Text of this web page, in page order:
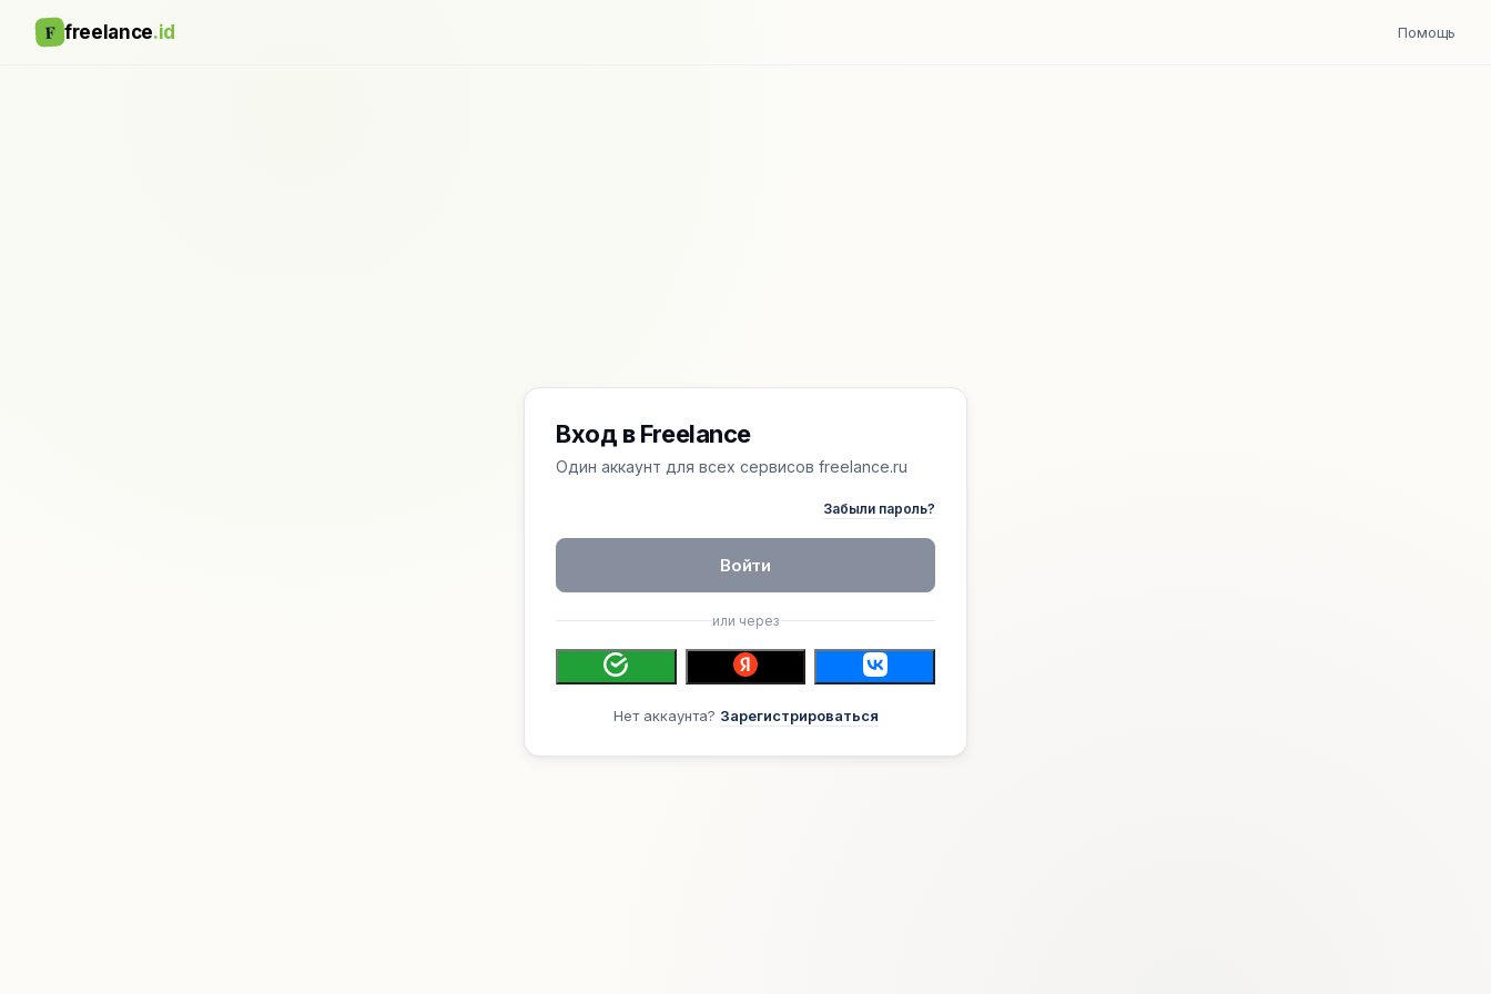
F freelance.id Помощь
Вход в Freelance
Один аккаунт для всех сервисов freelance.ru
Забыли пароль?
Войти
или через
Нет аккаунта? Зарегистрироваться